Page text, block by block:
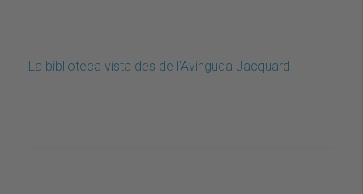
La biblioteca vista des de l'Avinguda Jacquard